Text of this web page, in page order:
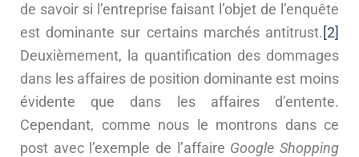
de savoir si l’entreprise faisant l’objet de l’enquête
est dominante sur certains marchés antitrust. [2]
Deuxièmement, la quantification des dommages
dans les affaires de position dominante est moins
évidente que dans les affaires d’entente.
Cependant, comme nous le montrons dans ce
post avec l’exemple de l’affaire Google Shopping